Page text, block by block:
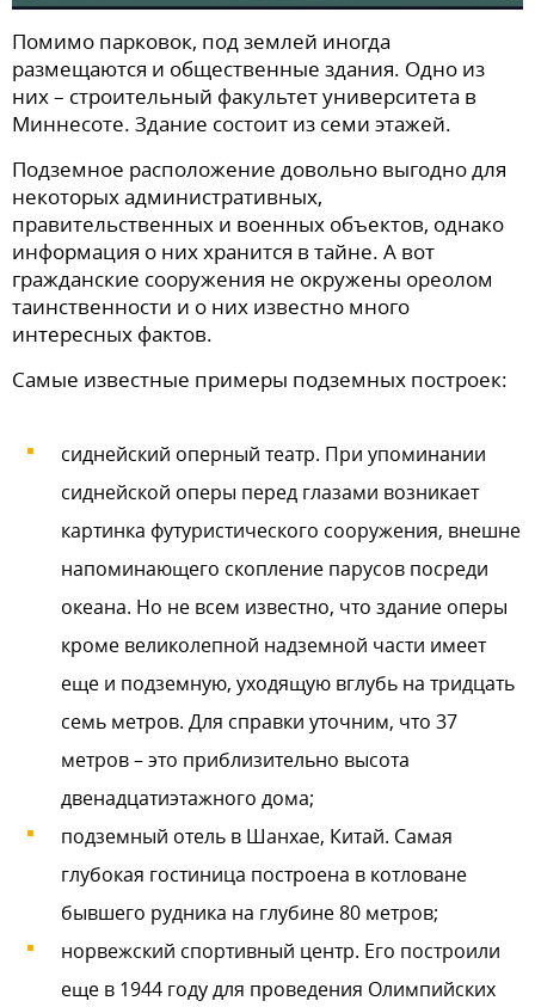
Помимо парковок, под землей иногда
размещаются и общественные здания. Одно из
них – строительный факультет университета в
Миннесоте. Здание состоит из семи этажей.
Подземное расположение довольно выгодно для
некоторых административных,
правительственных и военных объектов, однако
информация о них хранится в тайне. А вот
гражданские сооружения не окружены ореолом
таинственности и о них известно много
интересных фактов.
Самые известные примеры подземных построек:
сиднейский оперный театр. При упоминании
сиднейской оперы перед глазами возникает
картинка футуристического сооружения, внешне
напоминающего скопление парусов посреди
океана. Но не всем известно, что здание оперы
кроме великолепной надземной части имеет
еще и подземную, уходящую вглубь на тридцать
семь метров. Для справки уточним, что 37
метров – это приблизительно высота
двенадцатиэтажного дома;
подземный отель в Шанхае, Китай. Самая
глубокая гостиница построена в котловане
бывшего рудника на глубине 80 метров;
норвежский спортивный центр. Его построили
еще в 1944 году для проведения Олимпийских